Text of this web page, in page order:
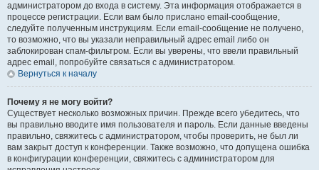
администратором до входа в систему. Эта информация отображается в
процессе регистрации. Если вам было прислано email-сообщение,
следуйте полученным инструкциям. Если email-сообщение не получено,
то возможно, что вы указали неправильный адрес email либо он
заблокирован спам-фильтром. Если вы уверены, что ввели правильный
адрес email, попробуйте связаться с администратором.
Вернуться к началу
Почему я не могу войти?
Существует несколько возможных причин. Прежде всего убедитесь, что
вы правильно вводите имя пользователя и пароль. Если данные введены
правильно, свяжитесь с администратором, чтобы проверить, не был ли
вам закрыт доступ к конференции. Также возможно, что допущена ошибка
в конфигурации конференции, свяжитесь с администратором для